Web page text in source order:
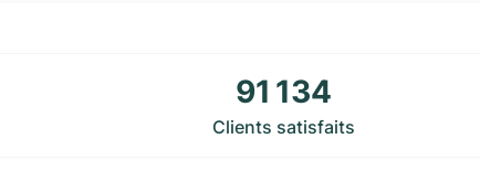
91 134
Clients satisfaits